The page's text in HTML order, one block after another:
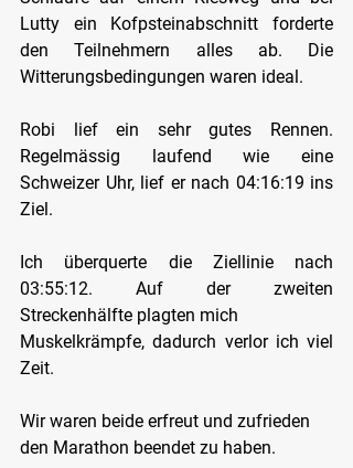
Lutty ein Kofpsteinabschnitt forderte
den Teilnehmern alles ab. Die
Witterungsbedingungen waren ideal.
Robi lief ein sehr gutes Rennen.
Regelmässig laufend wie eine
Schweizer Uhr, lief er nach 04:16:19 ins
Ziel.
Ich überquerte die Ziellinie nach
03:55:12. Auf der zweiten
Streckenhälfte plagten mich
Muskelkrämpfe, dadurch verlor ich viel
Zeit.
Wir waren beide erfreut und zufrieden
den Marathon beendet zu haben.